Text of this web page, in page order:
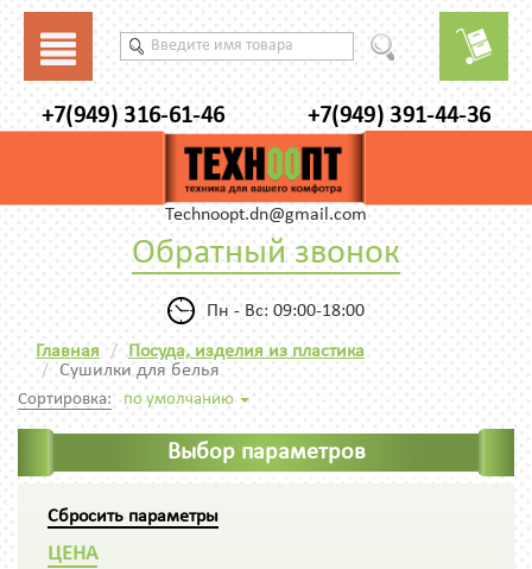
+7(949) 316-61-46 +7(949) 391-44-36
Technoopt.dn@gmail.com
Обратный звонок
Пн - Вс: 09:00-18:00
Главная
Посуда, изделия из пластика
Сушилки для белья
Сортировка: по умолчанию
Выбор параметров
Сбросить параметры
ЦЕНА